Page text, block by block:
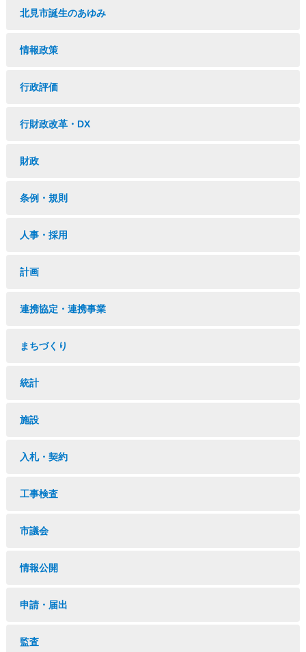
北見市誕生のあゆみ
情報政策
行政評価
行財政改革・DX
財政
条例・規則
人事・採用
計画
連携協定・連携事業
まちづくり
統計
施設
入札・契約
工事検査
市議会
情報公開
申請・届出
監査